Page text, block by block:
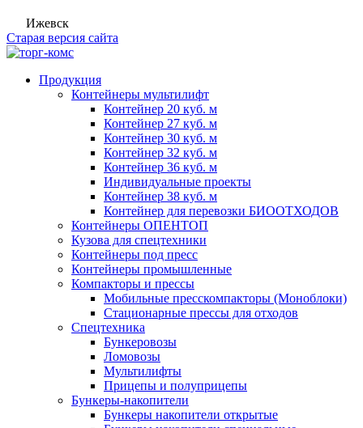
Ижевск
Старая версия сайта
Продукция
Контейнеры мультилифт
Контейнер 20 куб. м
Контейнер 27 куб. м
Контейнер 30 куб. м
Контейнер 32 куб. м
Контейнер 36 куб. м
Индивидуальные проекты
Контейнер 38 куб. м
Контейнер для перевозки БИООТХОДОВ
Контейнеры ОПЕНТОП
Кузова для спецтехники
Контейнеры под пресс
Контейнеры промышленные
Компакторы и прессы
Мобильные пресскомпакторы (Моноблоки)
Стационарные прессы для отходов
Спецтехника
Бункеровозы
Ломовозы
Мультилифты
Прицепы и полуприцепы
Бункеры-накопители
Бункеры накопители открытые